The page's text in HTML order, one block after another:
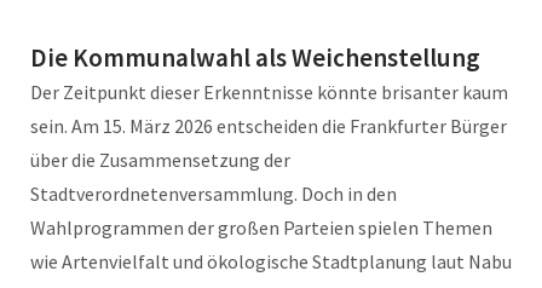
Die Kommunalwahl als Weichenstellung
Der Zeitpunkt dieser Erkenntnisse könnte brisanter kaum
sein. Am 15. März 2026 entscheiden die Frankfurter Bürger
über die Zusammensetzung der
Stadtverordnetenversammlung. Doch in den
Wahlprogrammen der großen Parteien spielen Themen
wie Artenvielfalt und ökologische Stadtplanung laut Nabu